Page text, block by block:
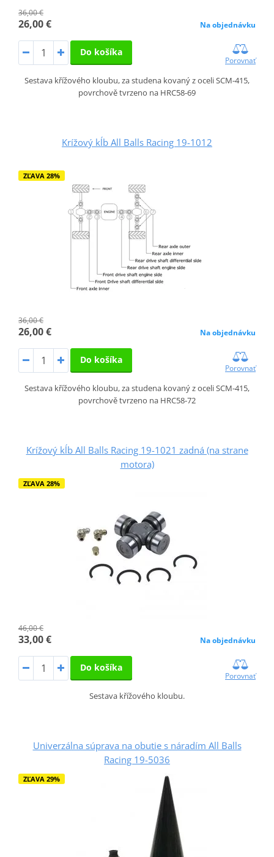
36,00 €
26,00 € Na objednávku
Do košíka
Porovnať
Sestava křížového kloubu, za studena kovaný z oceli SCM-415,
povrchově tvrzeno na HRC58-69
Krížový kĺb All Balls Racing 19-1012
ZĽAVA 28%
36,00 €
26,00 € Na objednávku
Do košíka
Porovnať
Sestava křížového kloubu, za studena kovaný z oceli SCM-415,
povrchově tvrzeno na HRC58-72
Krížový kĺb All Balls Racing 19-1021 zadná (na strane
motora)
ZĽAVA 28%
46,00 €
33,00 € Na objednávku
Do košíka
Porovnať
Sestava křížového kloubu.
Univerzálna súprava na obutie s náradím All Balls
Racing 19-5036
ZĽAVA 29%